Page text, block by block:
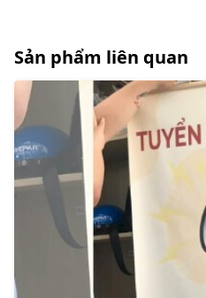
Sản phẩm liên quan